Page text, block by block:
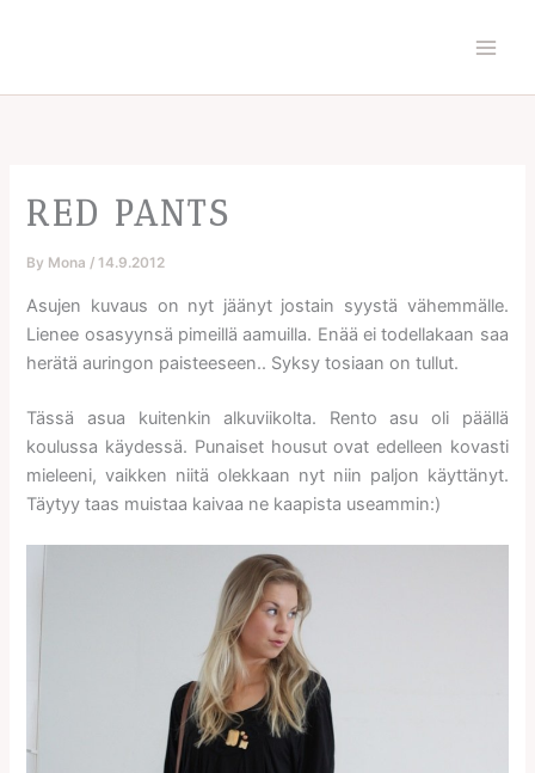
RED PANTS
By Mona /14.9.2012
Asujen kuvaus on nyt jäänyt jostain syystä vähemmälle.
Lienee osasyynsä pimeillä aamuilla. Enää ei todellakaan saa
herätä auringon paisteeseen.. Syksy tosiaan on tullut.
Tässä asua kuitenkin alkuviikolta. Rento asu oli päällä
koulussa käydessä. Punaiset housut ovat edelleen kovasti
mieleeni, vaikken niitä olekkaan nyt niin paljon käyttänyt.
Täytyy taas muistaa kaivaa ne kaapista useammin:)